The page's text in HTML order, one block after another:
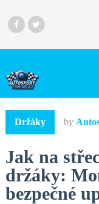
Držáky by
Jak na
držáky:
bezpečné